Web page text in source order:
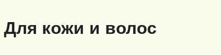
Для кожи и волос